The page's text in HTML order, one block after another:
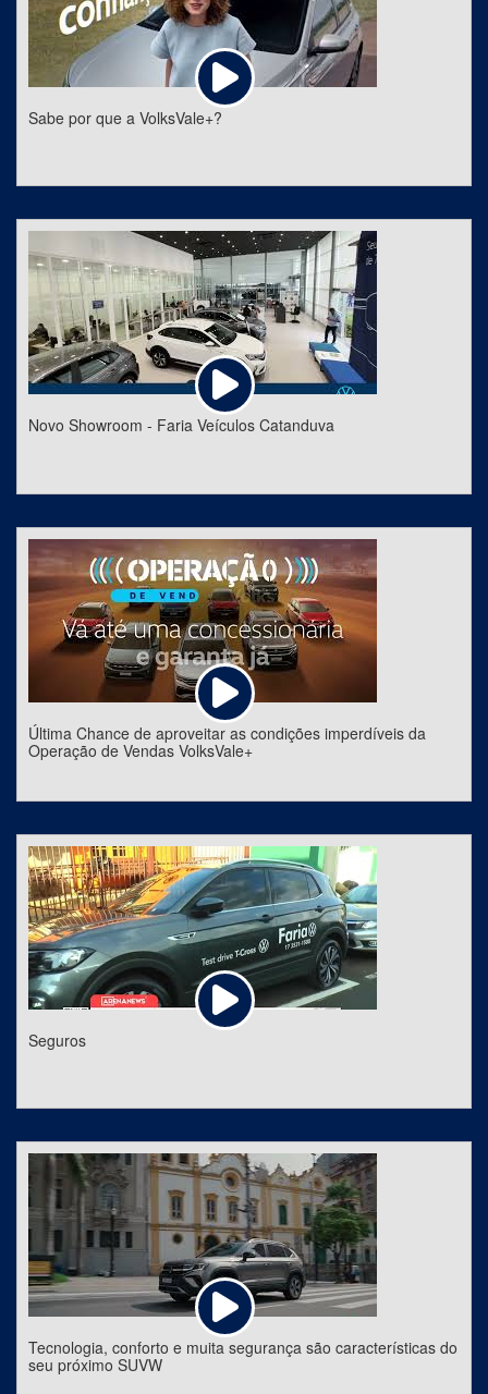
Sabe por que a VolksVale+?
Novo Showroom - Faria Veículos Catanduva
Última Chance de aproveitar as condições imperdíveis da
Operação de Vendas VolksVale+
Seguros
Tecnologia, conforto e muita segurança são características do
seu próximo SUVW